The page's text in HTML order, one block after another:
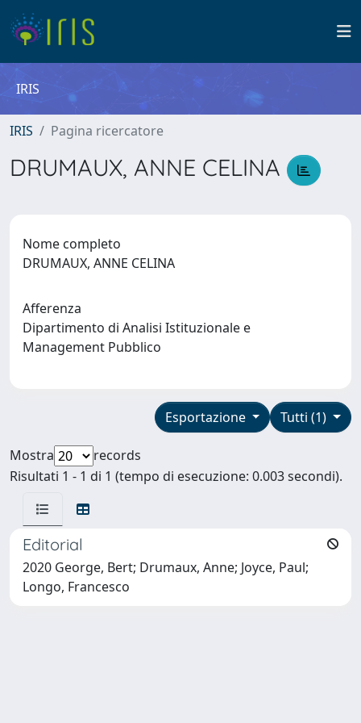
IRIS
IRIS Pagina ricercatore
DRUMAUX, ANNE CELINA
Nome completo
DRUMAUX, ANNE CELINA
Afferenza
Dipartimento di Analisi Istituzionale e
Management Pubblico
Tutti (1)
Esportazione
Mostra
records
Risultati 1 - 1 di 1 (tempo di esecuzione: 0.003 secondi).
Editorial
2020 George, Bert; Drumaux, Anne; Joyce, Paul;
Longo, Francesco